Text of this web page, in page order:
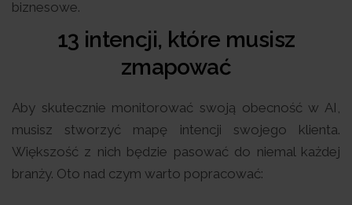
biznesowe.
13 intencji, które musisz
zmapować
Aby skutecznie monitorować swoją obecność w AI,
musisz stworzyć mapę intencji swojego klienta.
Większość z nich będzie pasować do niemal każdej
branży. Oto nad czym warto popracować: